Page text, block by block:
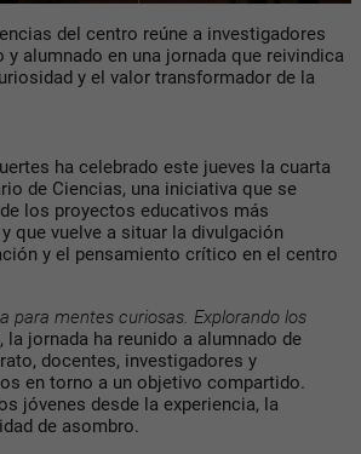
del centro reúne a investigadores
y alumnado en una jornada que reivindica
y el valor transformador de la
ha celebrado este jueves la cuarta
de Ciencias, una iniciativa que se
los proyectos educativos más
que vuelve a situar la divulgación
y el pensamiento crítico en el centro
para mentes curiosas. Explorando los
, la jornada ha reunido a alumnado de
docentes, investigadores y
en torno a un objetivo compartido.
jóvenes desde la experiencia, la
de asombro.